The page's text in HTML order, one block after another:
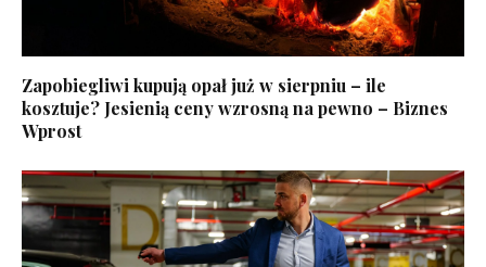
Zapobiegliwi kupują opał już w sierpniu – ile
kosztuje? Jesienią ceny wzrosną na pewno – Biznes
Wprost